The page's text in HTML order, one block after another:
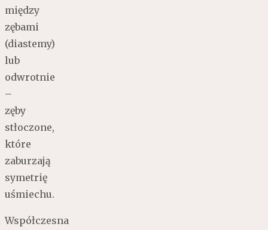
między
zębami
(diastemy)
lub
odwrotnie
–
zęby
stłoczone,
które
zaburzają
symetrię
uśmiechu.
Współczesna